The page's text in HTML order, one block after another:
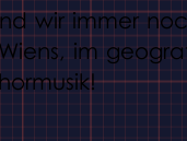
wir immer
im